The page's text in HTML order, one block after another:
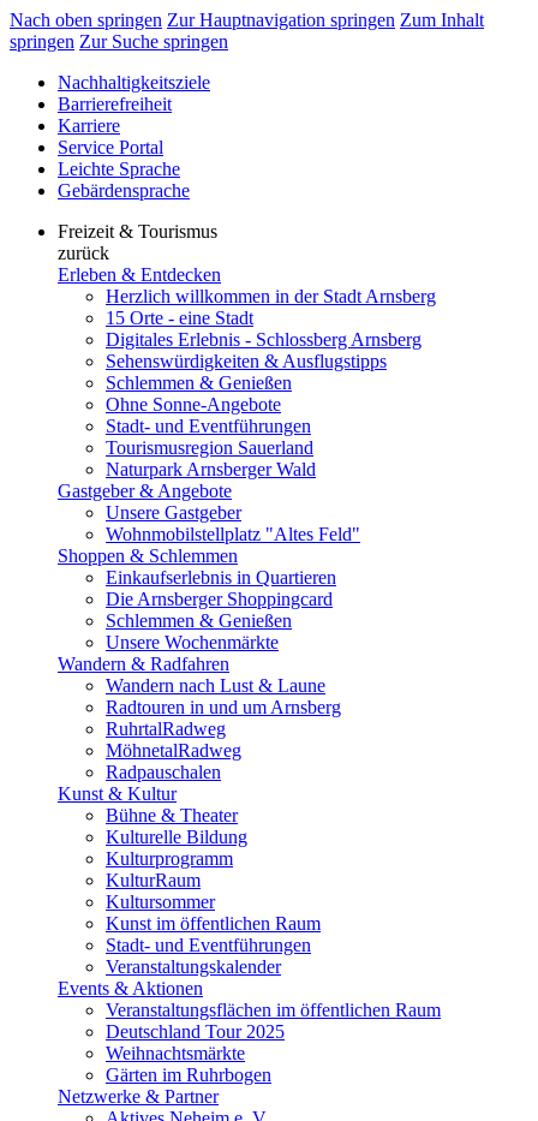
Nach oben springen Zur Hauptnavigation springen Zum Inhalt
springen Zur Suche springen
Nachhaltigkeitsziele
Barrierefreiheit
Karriere
Service Portal
Leichte Sprache
Gebärdensprache
Freizeit & Tourismus
zurück
Erleben & Entdecken
Herzlich willkommen in der Stadt Arnsberg
15 Orte - eine Stadt
Digitales Erlebnis - Schlossberg Arnsberg
Sehenswürdigkeiten & Ausflugstipps
Schlemmen & Genießen
Ohne Sonne-Angebote
Stadt- und Eventführungen
Tourismusregion Sauerland
Naturpark Arnsberger Wald
Gastgeber & Angebote
Unsere Gastgeber
Wohnmobilstellplatz "Altes Feld"
Shoppen & Schlemmen
Einkaufserlebnis in Quartieren
Die Arnsberger Shoppingcard
Schlemmen & Genießen
Unsere Wochenmärkte
Wandern & Radfahren
Wandern nach Lust & Laune
Radtouren in und um Arnsberg
RuhrtalRadweg
MöhnetalRadweg
Radpauschalen
Kunst & Kultur
Bühne & Theater
Kulturelle Bildung
Kulturprogramm
KulturRaum
Kultursommer
Kunst im öffentlichen Raum
Stadt- und Eventführungen
Veranstaltungskalender
Events & Aktionen
Veranstaltungsflächen im öffentlichen Raum
Deutschland Tour 2025
Weihnachtsmärkte
Gärten im Ruhrbogen
Netzwerke & Partner